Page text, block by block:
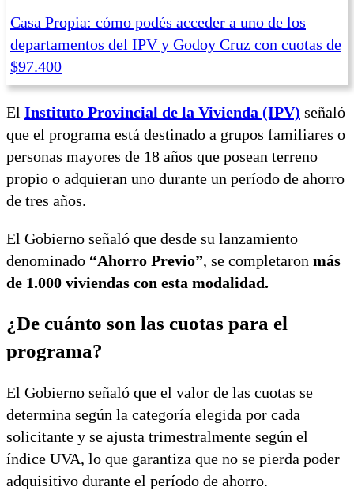
Casa Propia: cómo podés acceder a uno de los
departamentos del IPV y Godoy Cruz con cuotas de
$97.400
El Instituto Provincial de la Vivienda (IPV) señaló
que el programa está destinado a grupos familiares o
personas mayores de 18 años que posean terreno
propio o adquieran uno durante un período de ahorro
de tres años.
El Gobierno señaló que desde su lanzamiento
denominado “Ahorro Previo”, se completaron más
de 1.000 viviendas con esta modalidad.
¿De cuánto son las cuotas para el
programa?
El Gobierno señaló que el valor de las cuotas se
determina según la categoría elegida por cada
solicitante y se ajusta trimestralmente según el
índice UVA, lo que garantiza que no se pierda poder
adquisitivo durante el período de ahorro.